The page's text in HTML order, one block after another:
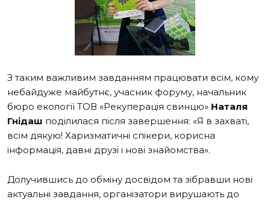
З таким важливим завданням працювати всім, кому
небайдуже майбутнє, учасник форуму, начальник
бюро екології ТОВ «Рекуперація свинцю» Наталя
Гнідаш поділилася після завершення: «Я в захваті,
всім дякую! Харизматичні спікери, корисна
інформація, давні друзі і нові знайомства».
Долучившись до обміну досвідом та зібравши нові
актуальні завдання, організатори вирушають до